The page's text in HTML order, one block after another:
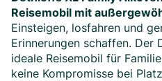
Reisemobil mit
Einsteigen, losfahren und
Erinnerungen schaffen. Der
ideale Reisemobil für
keine Kompromisse bei